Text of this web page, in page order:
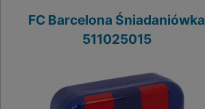
FC Barcelona Śniadaniówka
511025015